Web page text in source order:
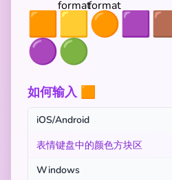
🟧 🟨 🟠🟪 🟫
🟣🟢
如何输入 🟧
iOS/Android
表情键盘中的颜色方块区
Windows